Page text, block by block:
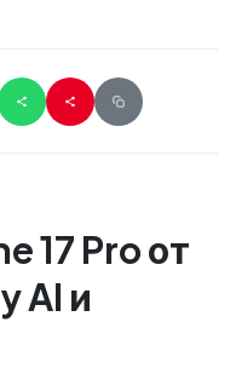
17 Pro от
AI и